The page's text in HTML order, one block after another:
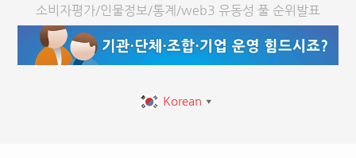
소비자평가/인물정보/통계/web3 유동성 풀 순위발표
Korean ▼